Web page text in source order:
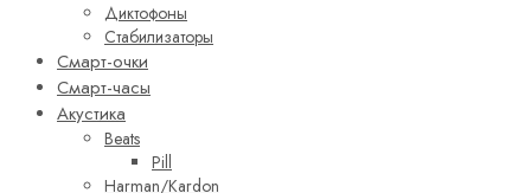
Диктофоны
Стабилизаторы
Смарт-очки
Смарт-часы
Акустика
Beats
Pill
Harman/Kardon